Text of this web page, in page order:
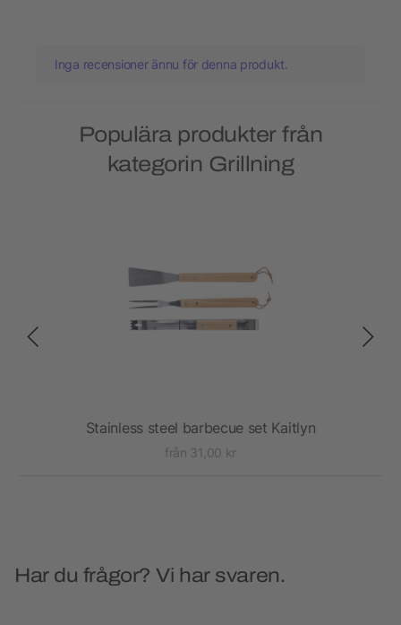
Inga recensioner ännu för denna produkt.
Populära produkter från
kategorin Grillning
Stainless steel barbecue set Kaitlyn
från 31,00 kr
Har du frågor? Vi har svaren.